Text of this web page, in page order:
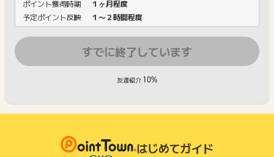
ポイント獲得時期
１ヶ月程度
予定ポイント反映
１〜２時間程度
すでに終了しています
友達紹介 10%
はじめてガイド